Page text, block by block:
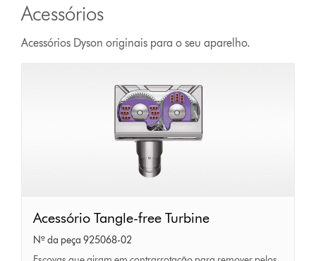
Acessórios
Acessórios Dyson originais para o seu aparelho.
Acessório
Tangle-
free
Acessório Tangle-free Turbine
Nº da peça 925068-02